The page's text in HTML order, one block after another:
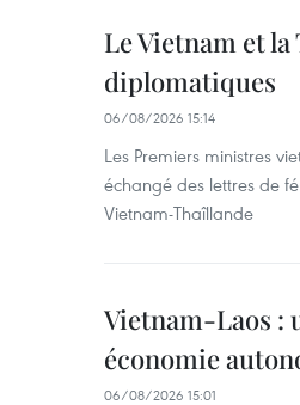
Le Vietnam et
diplomatiques
06/08/2026 15:14
Les Premiers ministres
échangé des lettres de
Vietnam-Thaîllande
Vietnam-Laos :
économie
06/08/2026 15:01